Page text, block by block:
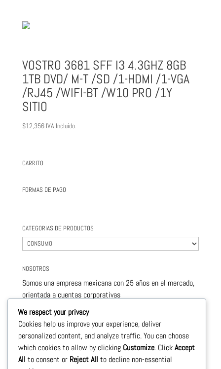
VOSTRO 3681 SFF I3 4.3GHZ 8GB
1TB DVD/ M-T /SD /1-HDMI /1-VGA
/RJ45 /WIFI-BT /W10 PRO /1Y
SITIO
$12,356 IVA Incluido.
CARRITO
FORMAS DE PAGO
CATEGORIAS DE PRODUCTOS
NOSOTROS
Somos una empresa mexicana con 25 años en el mercado,
orientada a cuentas corporativas
este nivel de servicio nos permite ofrecerle , productos de
calidad y con precios sumamente competitivos.
Le llevamos a la puerta de su negocio todos los
productos necesarios para su crecimiento
We respect your privacy
Cookies help us improve your experience, deliver
personalized content, and analyze traffic. You can choose
which cookies to allow by clicking Customize. ClickAccept
All to consent or Reject All to decline non-essential